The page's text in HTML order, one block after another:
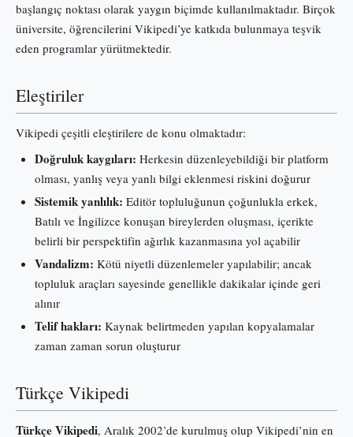
başlangıç noktası olarak yaygın biçimde kullanılmaktadır. Birçok
üniversite, öğrencilerini Vikipedi’ye katkıda bulunmaya teşvik
eden programlar yürütmektedir.
Eleştiriler
Vikipedi çeşitli eleştirilere de konu olmaktadır:
Doğruluk kaygıları: Herkesin düzenleyebildiği bir platform
olması, yanlış veya yanlı bilgi eklenmesi riskini doğurur
Sistemik yanlılık: Editör topluluğunun çoğunlukla erkek,
Batılı ve İngilizce konuşan bireylerden oluşması, içerikte
belirli bir perspektifin ağırlık kazanmasına yol açabilir
Vandalizm: Kötü niyetli düzenlemeler yapılabilir; ancak
topluluk araçları sayesinde genellikle dakikalar içinde geri
alınır
Telif hakları: Kaynak belirtmeden yapılan kopyalamalar
zaman zaman sorun oluşturur
Türkçe Vikipedi
Türkçe Vikipedi, Aralık 2002’de kurulmuş olup Vikipedi’nin en